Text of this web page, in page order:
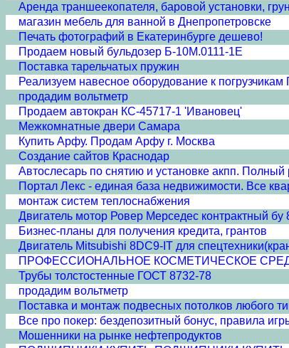
Аренда траншеекопателя, баровой установки,
магазин мебель для ванной в Днепропетровске
Печать фотографий в Екатеринбурге дешево!
Продаем новый бульдозер Б-10М.0111-1Е
Поставка тарельчатых пружин
Реализуем навесное оборудование к
продадим вольтметр
Продаем автокран КС-45717-1 'Ивановец'
Межкомнатные двери Cамара
Купить Арфу. Продам Арфу г. Москва
Создание сайтов Краснодар
Автослесарь по снятию и установке акпп.
Портал Лекс - единая база недвижимости. Все
монтаж систем теплоснабжения
Двигатель мотор Ровер Мерседес контрактный бу
Бизнес-планы для получения кредита, грантов
Двигатель Mitsubishi 8DC9-IT для
ПРОФЕССИОНАЛЬНОЕ КОСМЕТИЧЕСКОЕ
Трубы толстостенные ГОСТ 8732-78
продадим вольтметр
Поставка и монтаж подвесных потолков любого
Все про покер: бездепозитный бонус, правила
Мошенники на рынке нефтепродуктов